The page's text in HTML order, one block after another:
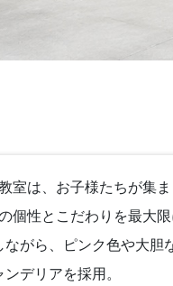
室は、お子様たちが集
個性とこだわりを最大限
がら、ピンク色や大
デリアを採用。